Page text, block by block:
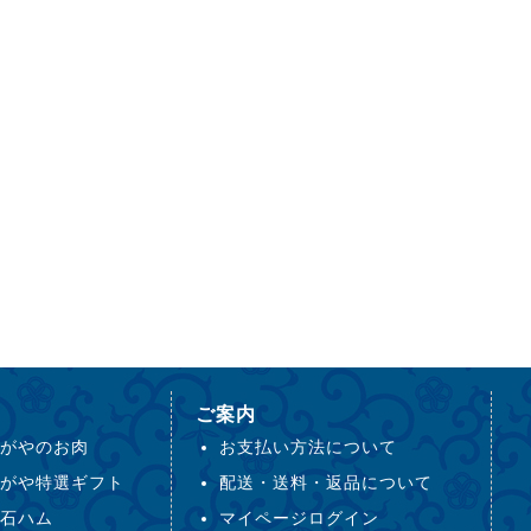
やのお肉
や特選ギフト
ハム
ご案内
お支払い方法について
配送・送料・返品について
マイページログイン